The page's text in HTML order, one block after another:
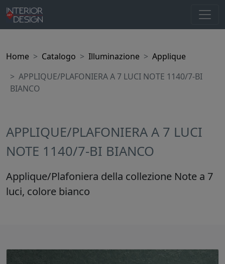
Home Catalogo Illuminazione
Applique
APPLIQUE/PLAFONIERA A 7 LUCI NOTE 1140/7-BI
BIANCO
APPLIQUE/PLAFONIERA A 7 LUCI
NOTE 1140/7-BI BIANCO
Applique/Plafoniera della collezione Note a 7
luci, colore bianco